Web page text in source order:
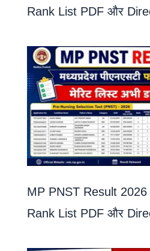
Rank List PDF और
MP PNST Result 2026
Rank List PDF और